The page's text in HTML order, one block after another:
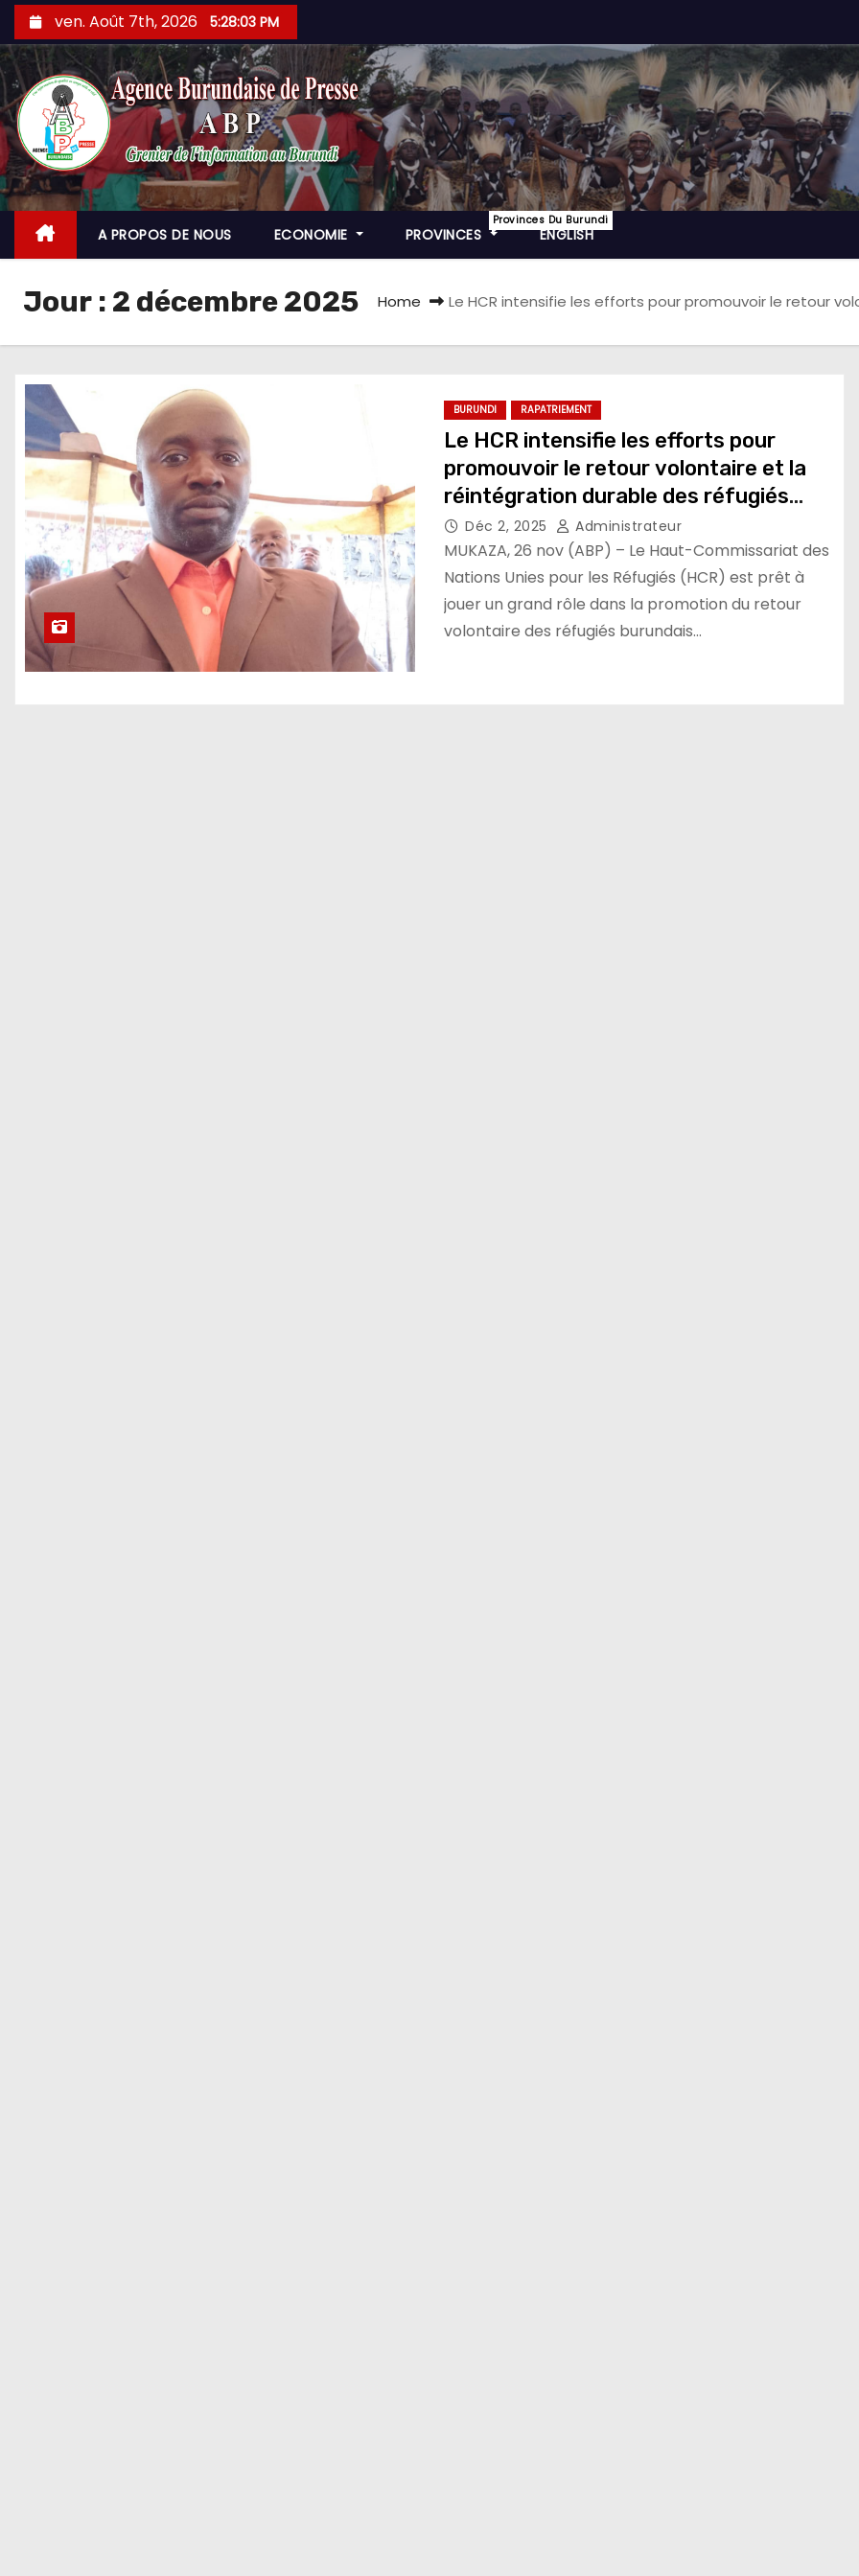
Skip
to
content
ven. Août 7th, 2026 5:28:04 PM
A PROPOS DE NOUS ECONOMIE PROVINCES
Provinces Du Burundi
ENGLISH
Jour : 2 décembre 2025 Home Le HCR intensifie les efforts pour promouvoir le retour
BURUNDI RAPATRIEMENT
Le HCR intensifie les efforts pour
promouvoir le retour volontaire et la
réintégration durable des réfugiés
burundais
Déc 2, 2025 Administrateur
MUKAZA, 26 nov (ABP) – Le Haut-Commissariat des
Nations Unies pour les Réfugiés (HCR) est prêt à
jouer un grand rôle dans la promotion du retour
volontaire des réfugiés burundais…